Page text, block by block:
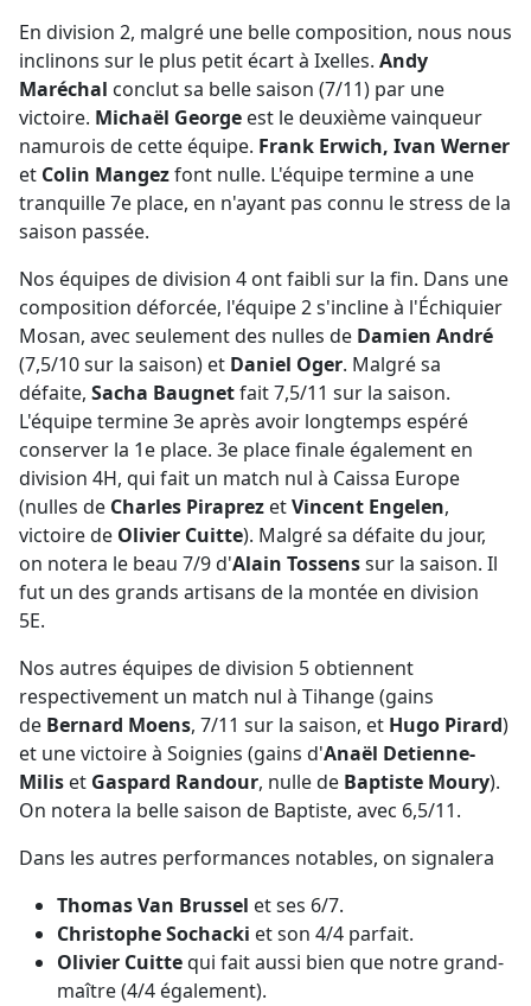
En division 2, malgré une belle composition, nous nous
inclinons sur le plus petit écart à Ixelles. Andy
Maréchal conclut sa belle saison (7/11) par une
victoire. Michaël George est le deuxième vainqueur
namurois de cette équipe. Frank Erwich, Ivan Werner
et Colin Mangezfont nulle. L'équipe termine a une
tranquille 7e place, en n'ayant pas connu le stress de la
saison passée.
Nos équipes de division 4 ont faibli sur la fin. Dans une
composition déforcée, l'équipe 2 s'incline à l'Échiquier
Mosan, avec seulement des nulles de Damien André
(7,5/10 sur la saison) et Daniel Oger. Malgré sa
défaite, Sacha Baugnetfait 7,5/11 sur la saison.
L'équipe termine 3e après avoir longtemps espéré
conserver la 1e place. 3e place finale également en
division 4H, qui fait un match nul à Caissa Europe
(nulles de Charles Piraprez etVincent Engelen,
victoire de Olivier Cuitte). Malgré sa défaite du jour,
on notera le beau 7/9 d'Alain Tossenssur la saison. Il
fut un des grands artisans de la montée en division
5E.
Nos autres équipes de division 5 obtiennent
respectivement un match nul à Tihange (gains
de Bernard Moens, 7/11 sur la saison, et Hugo Pirard)
et une victoire à Soignies (gains d'Anaël Detienne-
Milis et Gaspard Randour, nulle de Baptiste Moury).
On notera la belle saison de Baptiste, avec 6,5/11.
Dans les autres performances notables, on signalera
Thomas Van Brussel et ses 6/7.
Christophe Sochacki et son 4/4 parfait.
Olivier Cuittequi fait aussi bien que notre grand-
maître (4/4 également).